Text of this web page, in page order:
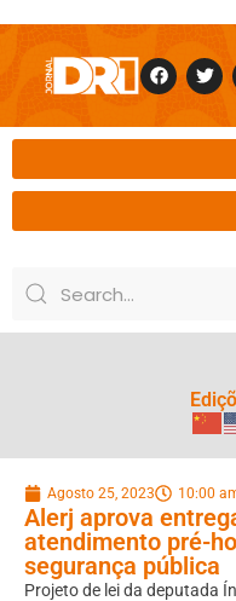
Agosto 25, 2023 10:00
Alerj aprova
atendimento pré-
segurança pública
Projeto de lei da deputada